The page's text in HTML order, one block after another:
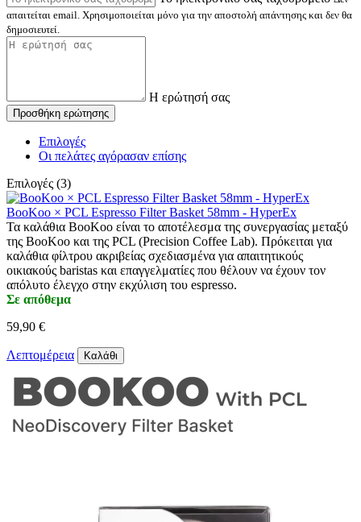
απαιτείται email. Χρησιμοποιείται μόνο για την αποστολή απάντησης και δεν θα
δημοσιευτεί.
Η ερώτησή σας
Προσθήκη ερώτησης
Επιλογές
Οι πελάτες αγόρασαν επίσης
Επιλογές (3)
BooKoo × PCL Espresso Filter Basket 58mm - HyperEx
Τα καλάθια BooKoo είναι το αποτέλεσμα της συνεργασίας μεταξύ
της BooKoo και της PCL (Precision Coffee Lab). Πρόκειται για
καλάθια φίλτρου ακριβείας σχεδιασμένα για απαιτητικούς
οικιακούς baristas και επαγγελματίες που θέλουν να έχουν τον
απόλυτο έλεγχο στην εκχύλιση του espresso.
Σε απόθεμα
59,90 €
Λεπτομέρεια Καλάθι